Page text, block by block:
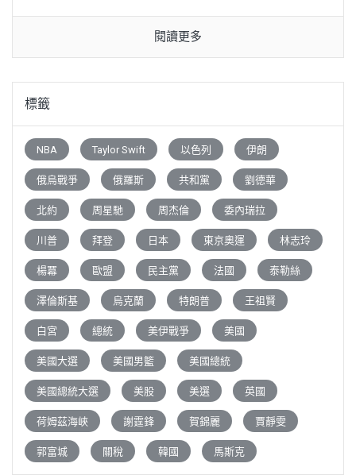
閱讀更多
標籤
NBA Taylor Swift 以色列 伊朗
俄烏戰爭 俄羅斯 共和黨 劉德華
北約 周星馳 周杰倫 委內瑞拉
川普 拜登 日本 東京奧運 林志玲
楊冪 歐盟 民主黨 法國 泰勒絲
澤倫斯基 烏克蘭 特朗普 王祖賢
白宮 總統 美伊戰爭 美國
美國大選 美國男籃 美國總統
美國總統大選 美股 美選 英國
荷姆茲海峽 謝霆鋒 賀錦麗 賈靜雯
郭富城 關稅 韓國 馬斯克